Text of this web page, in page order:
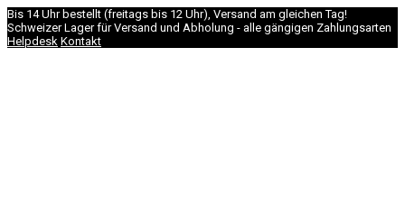
Bis 14 Uhr bestellt (freitags bis 12 Uhr), Versand am gleichen Tag!
Schweizer Lager für Versand und Abholung - alle gängigen Zahlungsarten
Helpdesk Kontakt